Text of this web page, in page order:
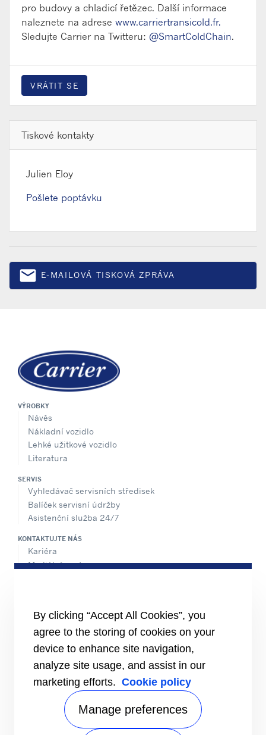
pro budovy a chladicí řetězec. Další informace
naleznete na adrese www.carriertransicold.fr.
Sledujte Carrier na Twitteru: @SmartColdChain.
VRÁTIT SE
Tiskové kontakty
Julien Eloy
Pošlete poptávku
emailEmail
E-MAILOVÁ TISKOVÁ ZPRÁVA
VÝROBKY
Návěs
Nákladní vozidlo
Lehké užitkové vozidlo
Literatura
SERVIS
Vyhledávač servisních středisek
Balíček servisní údržby
Asistenční služba 24/7
KONTAKTUJTE NÁS
Kariéra
Mediální centrum
SDÍLET TUTO STRÁNKU
By clicking “Accept All Cookies”, you
agree to the storing of cookies on your
device to enhance site navigation,
analyze site usage, and assist in our
marketing efforts. Cookie policy
Manage preferences